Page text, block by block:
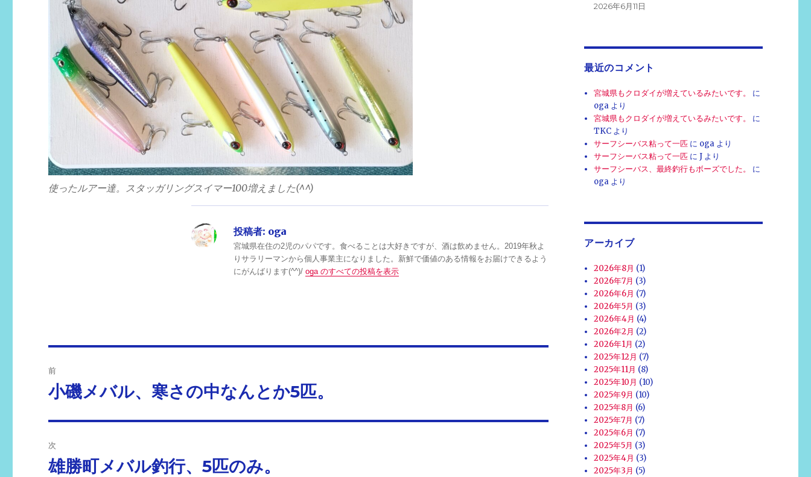
使ったルアー達。スタッガリングスイマー100増えました(^^)
投稿者: oga
宮城県在住の2児のパパです。食べることは大好きですが、酒は飲めません。2019年秋よ
りサラリーマンから個人事業主になりました。新鮮で価値のある情報をお届けできるよう
にがんばります(^^)/ oga のすべての投稿を表示
稿
ゲ
前
前
投
稿:
小磯メバル、寒さの中なんとか5匹。
次
次
雄勝町メバル釣行、5匹のみ。
2026年6月11日
最近のコメント
宮城県もクロダイが増えているみたいです。
に
oga より
宮城県もクロダイが増えているみたいです。
に
TKC より
サーフシーバス粘って一匹 に oga より
サーフシーバス粘って一匹 にJ より
サーフシーバス、最終釣行もボーズでした。
に
oga より
アーカイブ
2026年8月 (1)
2026年7月 (3)
2026年6月 (7)
2026年5月 (3)
2026年4月 (4)
2026年2月 (2)
2026年1月 (2)
2025年12月 (7)
2025年11月 (8)
2025年10月 (10)
2025年9月 (10)
2025年8月 (6)
2025年7月 (7)
2025年6月 (7)
2025年5月 (3)
2025年4月 (3)
2025年3月 (5)